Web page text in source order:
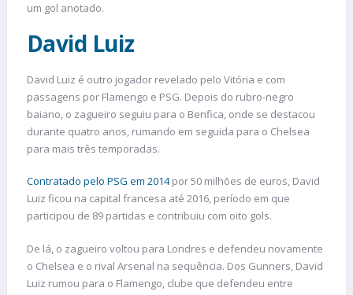
um gol anotado.
David Luiz
David Luiz é outro jogador revelado pelo Vitória e com
passagens por Flamengo e PSG. Depois do rubro-negro
baiano, o zagueiro seguiu para o Benfica, onde se destacou
durante quatro anos, rumando em seguida para o Chelsea
para mais três temporadas.
Contratado pelo PSG em 2014por 50 milhões de euros, David
Luiz ficou na capital francesa até 2016, período em que
participou de 89 partidas e contribuiu com oito gols.
De lá, o zagueiro voltou para Londres e defendeu novamente
o Chelsea e o rival Arsenal na sequência. Dos Gunners, David
Luiz rumou para o Flamengo, clube que defendeu entre